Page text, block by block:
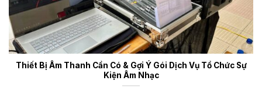
Thiết Bị Âm Thanh Cần Có & Gợi Ý Gói Dịch Vụ Tổ Chức Sự
Kiện Âm Nhạc